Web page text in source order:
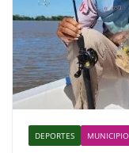
DEPORTES